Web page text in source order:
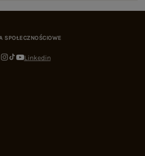
SPOŁECZNOŚCIOWE
Linkedin